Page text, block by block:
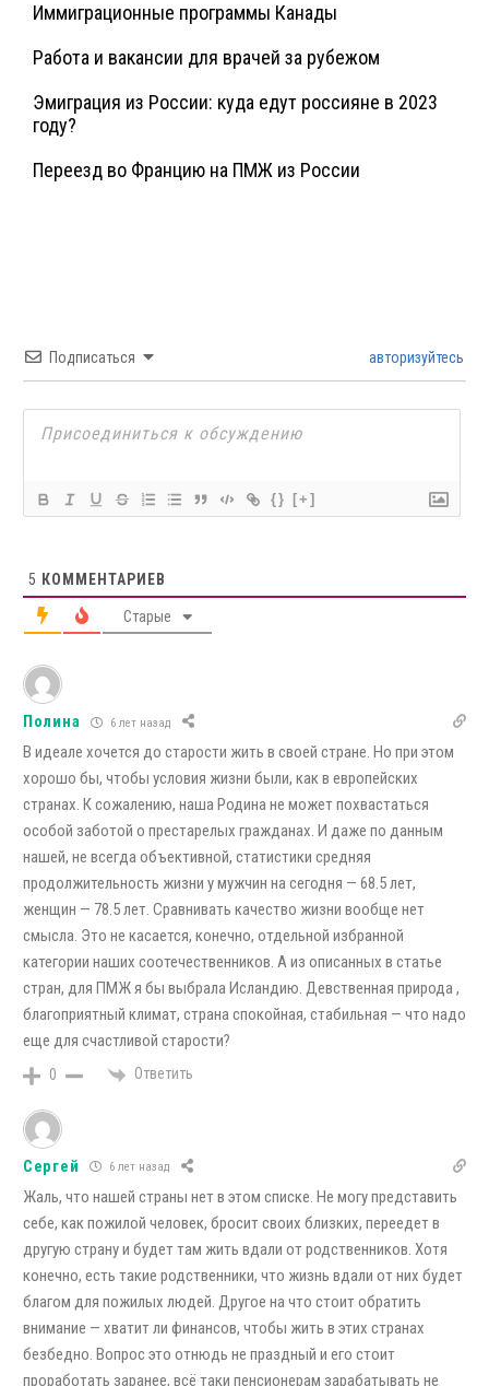
Иммиграционные программы Канады
Работа и вакансии для врачей за рубежом
Эмиграция из России: куда едут россияне в 2023
году?
Переезд во Францию на ПМЖ из России
Подписаться авторизуйтесь
{} [+]
5 КОММЕНТАРИЕВ
Старые
Полина 6 лет назад
В идеале хочется до старости жить в своей стране. Но при этом
хорошо бы, чтобы условия жизни были, как в европейских
странах. К сожалению, наша Родина не может похвастаться
особой заботой о престарелых гражданах. И даже по данным
нашей, не всегда объективной, статистики средняя
продолжительность жизни у мужчин на сегодня — 68.5 лет,
женщин — 78.5 лет. Сравнивать качество жизни вообще нет
смысла. Это не касается, конечно, отдельной избранной
категории наших соотечественников. А из описанных в статье
стран, для ПМЖ я бы выбрала Исландию. Девственная природа ,
благоприятный климат, страна спокойная, стабильная — что надо
еще для счастливой старости?
0 Ответить
Сергей 6 лет назад
Жаль, что нашей страны нет в этом списке. Не могу представить
себе, как пожилой человек, бросит своих близких, переедет в
другую страну и будет там жить вдали от родственников. Хотя
конечно, есть такие родственники, что жизнь вдали от них будет
благом для пожилых людей. Другое на что стоит обратить
внимание — хватит ли финансов, чтобы жить в этих странах
безбедно. Вопрос это отнюдь не праздный и его стоит
проработать заранее, всё таки пенсионерам зарабатывать не